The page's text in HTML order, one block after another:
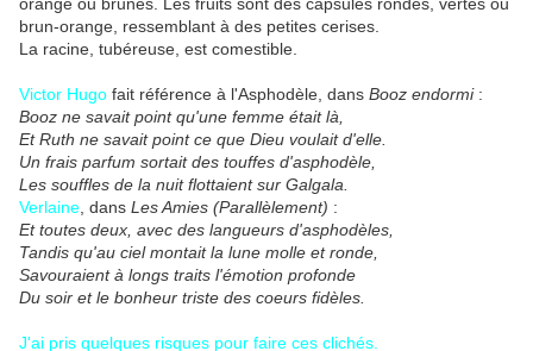
brun-orange, ressemblant à des petites cerises.
La racine, tubéreuse, est comestible.
Victor Hugo fait référence à l'Asphodèle, dans Booz endormi:
Booz ne savait point qu'une femme était là,
Et Ruth ne savait point ce que Dieu voulait d'elle.
Un frais parfum sortait des touffes d'asphodèle,
Les souffles de la nuit flottaient sur Galgala.
Verlaine , dans Les Amies (Parallèlement) :
Et toutes deux, avec des langueurs d'asphodèles,
Tandis qu'au ciel montait la lune molle et ronde,
Savouraient à longs traits l'émotion profonde
Du soir et le bonheur triste des coeurs fidèles.
J'ai pris quelques risques pour faire ces clichés.